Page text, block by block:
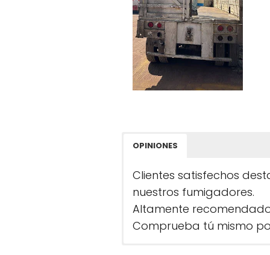
OPINIONES
Clientes satisfechos
nuestros fumigadores.
Altamente
Comprueba tú mismo